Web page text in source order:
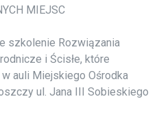
MIEJSC
szkolenie Rozwiązania
i Ścisłe, które
auli Miejskiego Ośrodka
ul. Jana III Sobieskiego